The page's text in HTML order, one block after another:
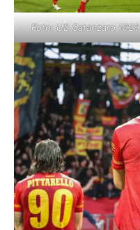
Foto: US Catanzaro 1929